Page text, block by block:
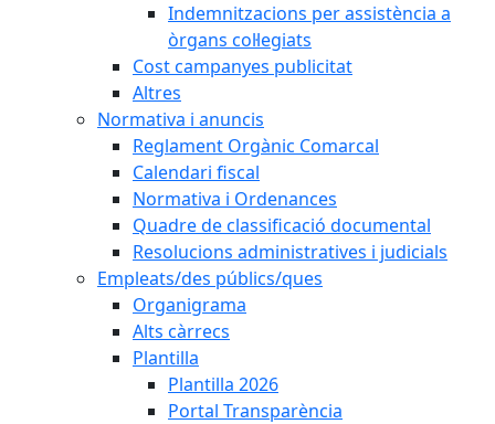
Indemnitzacions per assistència a
òrgans col·legiats
Cost campanyes publicitat
Altres
Normativa i anuncis
Reglament Orgànic Comarcal
Calendari fiscal
Normativa i Ordenances
Quadre de classificació documental
Resolucions administratives i judicials
Empleats/des públics/ques
Organigrama
Alts càrrecs
Plantilla
Plantilla 2026
Portal Transparència